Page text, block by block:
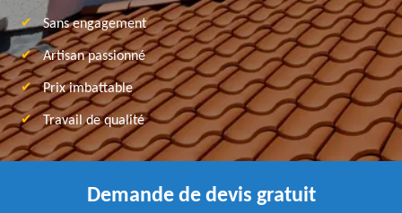
Sans engagement
Artisan passionné
Prix imbattable
Travail de qualité
Demande de devis gratuit